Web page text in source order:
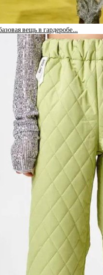
вещь в гардеробе…